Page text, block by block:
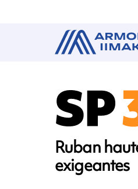
Ruban
exigeantes